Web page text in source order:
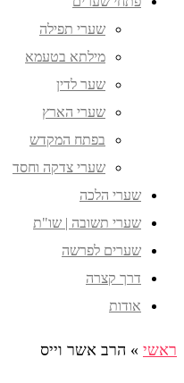
שערי תפילה
מילתא בטעמא
שער לדין
שערי הארץ
בפתח המקדש
שערי צדקה וחסד
שערי הלכה
שערי תשובה | שו"ת
שערים לפרשה
דרך קצרה
אודות
ראשי » הרב אשר וייס